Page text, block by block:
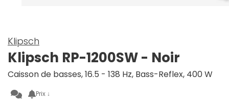
Klipsch
Klipsch RP-1200SW - Noir
Caisson de basses, 16.5 - 138 Hz, Bass-Reflex, 400 W
Prix ↓